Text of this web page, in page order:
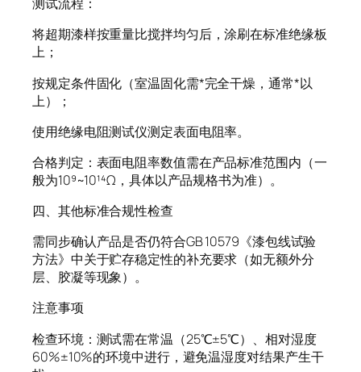
将超期漆样按重量比搅拌均匀后，涂刷在标准绝缘板
上；
按规定条件固化（室温固化需*完全干燥，通常*以
上）；
使用绝缘电阻测试仪测定表面电阻率。
合格判定：表面电阻率数值需在产品标准范围内（一
般为10⁹~10¹⁴Ω，具体以产品规格书为准）。
四、其他标准合规性检查
需同步确认产品是否仍符合GB 10579《漆包线试验
方法》中关于贮存稳定性的补充要求（如无额外分
层、胶凝等现象）。
注意事项
检查环境：测试需在常温（25℃±5℃）、相对湿度
60%±10%的环境中进行，避免温湿度对结果产生干